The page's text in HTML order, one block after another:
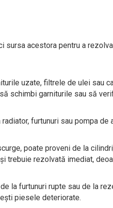
acestora pentru a
uzate, filtrele de ulei sau
schimbi garniturile sau să
furtunuri sau pompa de
poate proveni de la
trebuie rezolvată imediat,
la furtunuri rupte sau de la
piesele deteriorate.